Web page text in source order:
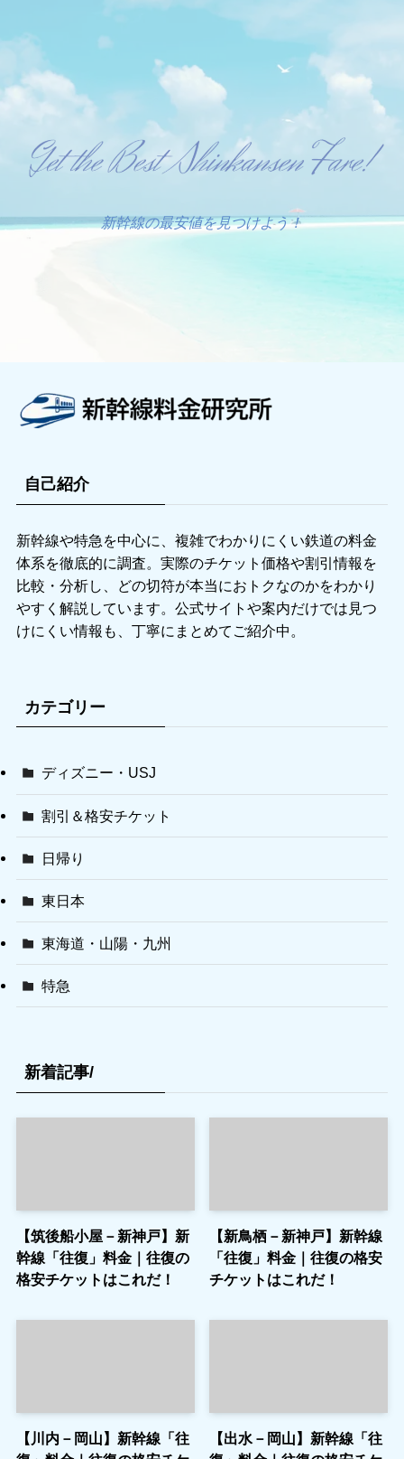
新幹線の最安値を見つけよう！
自己紹介
新幹線や特急を中心に、複雑でわかりにくい鉄道の料金
体系を徹底的に調査。実際のチケット価格や割引情報を
比較・分析し、どの切符が本当におトクなのかをわかり
やすく解説しています。公式サイトや案内だけでは見つ
けにくい情報も、丁寧にまとめてご紹介中。
カテゴリー
ディズニー・USJ
割引＆格安チケット
日帰り
東日本
東海道・山陽・九州
特急
新着記事/
【筑後船小屋－新神戸】新
幹線「往復」料金｜往復の
格安チケットはこれだ！
【新鳥栖－新神戸】新幹線
「往復」料金｜往復の格安
チケットはこれだ！
【川内－岡山】新幹線「往
【出水－岡山】新幹線「往